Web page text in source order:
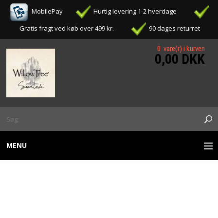
MobilePay
Hurtig levering 1-2 hverdage
Gratis fragt ved køb over 499 kr.
90 dages returret
0 vare(r) i kurven
0,00 DKK
MENU